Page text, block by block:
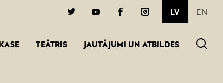
LV EN
KASE TEĀTRIS(AKTĪVA)JAUTĀJUMI UN ATBILDES